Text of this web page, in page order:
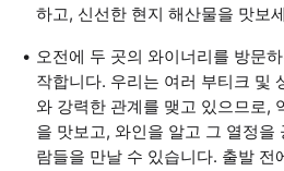
하고, 신선한 현지 해산물을 맛보
오전에 두 곳의 와이너리를 방문
작합니다. 우리는 여러 부티크 및
와 강력한 관계를 맺고 있으므로,
을 맛보고, 와인을 알고 그 열정을
람들을 만날 수 있습니다. 출발 전